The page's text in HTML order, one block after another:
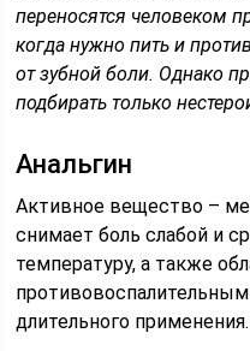
переносятся человеком
когда нужно пить и
от зубной боли. Однако
подбирать только
Анальгин
Активное вещество –
снимает боль слабой и
температуру, а также
длительного применения.